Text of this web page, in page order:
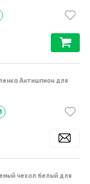
Антишпион для
чехол белый для